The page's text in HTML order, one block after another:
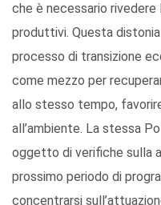
che è necessario
produttivi. Questa
processo di transizione
come mezzo per
allo stesso tempo,
all’ambiente. La stessa
oggetto di verifiche sulla
prossimo periodo di
concentrarsi